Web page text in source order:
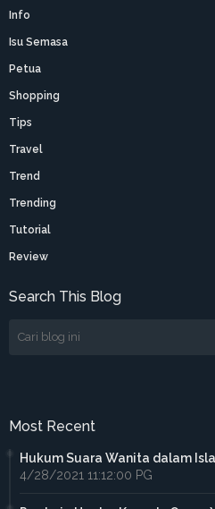
Info
Isu Semasa
Petua
Shopping
Tips
Travel
Trend
Trending
Tutorial
Review
Search This Blog
Most Recent
Hukum Suara Wanita dalam
4/28/2021 11:12:00 PG